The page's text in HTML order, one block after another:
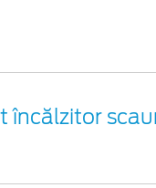
încălzitor